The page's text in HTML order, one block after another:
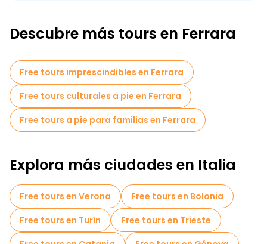
alberga el palacio ofrecen una experiencia de inmersión en el
Un recorrido gratuito por el centro histórico de Ferrara es una
forma fantástica de descubrir sus tesoros ocultos. Pasee por
las calles adoquinadas bordeadas de edificios medievales y
renacentistas, o dé un relajante paseo a lo largo de las
antiguas murallas de la ciudad, que ofrecen impresionantes
vistas de la campiña circundante. La visita le permitirá
descubrir joyas menos conocidas, como el gueto judío y el
Descubre más tours en Ferrara
Free tours imprescindibles en Ferrara
Free tours culturales a pie en Ferrara
Free tours a pie para familias en Ferrara
Explora más ciudades en Italia
Free tours en Verona
Free tours en Bolonia
Free tours en Turín
Free tours en Trieste